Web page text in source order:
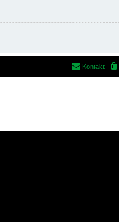
Kontakt